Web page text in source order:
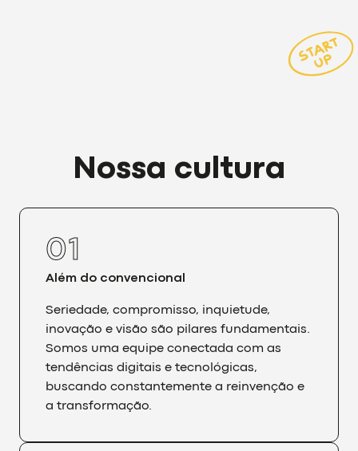
Nossa cultura
01
Além do convencional
Seriedade, compromisso, inquietude,
inovação e visão são pilares fundamentais.
Somos uma equipe conectada com as
tendências digitais e tecnológicas,
buscando constantemente a reinvenção e
a transformação.